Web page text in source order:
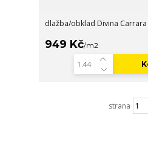
dlažba/obklad Divina
949 Kč/m2
strana